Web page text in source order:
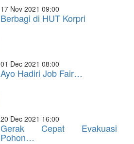
17 Nov 2021 09:00
Berbagi di HUT Korpri
01 Dec 2021 08:00
Ayo Hadiri Job Fair…
20 Dec 2021 16:00
Gerak Cepat Evakuasi
Pohon…